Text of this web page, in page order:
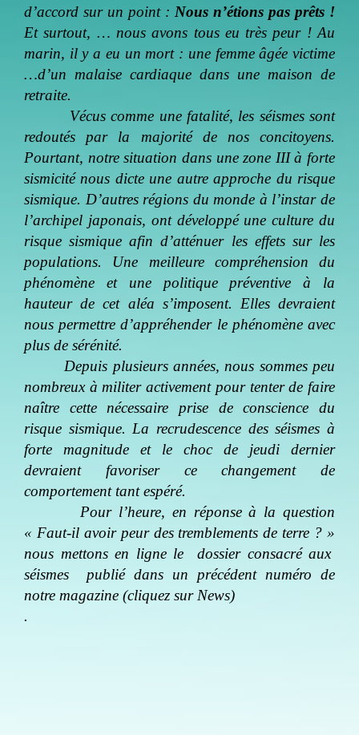
d’accord sur un point : Nous n’étions pas prêts !
Et surtout, … nous avons tous eu très peur ! Au
marin, il y a eu un mort : une femme âgée victime
…d’un malaise cardiaque dans une maison de
retraite.
Vécus comme une fatalité, les séismes sont
redoutés par la majorité de nos concitoyens.
Pourtant, notre situation dans une zone III à forte
sismicité nous dicte une autre approche du risque
sismique. D’autres régions du monde à l’instar de
l’archipel japonais, ont développé une culture du
risque sismique afin d’atténuer les effets sur les
populations. Une meilleure compréhension du
phénomène et une politique préventive à la
hauteur de cet aléa s’imposent. Elles devraient
nous permettre d’appréhender le phénomène avec
plus de sérénité.
Depuis plusieurs années, nous sommes peu
nombreux à militer activement pour tenter de faire
naître cette nécessaire prise de conscience du
risque sismique. La recrudescence des séismes à
forte magnitude et le choc de jeudi dernier
devraient favoriser ce changement de
comportement tant espéré.
Pour l’heure, en réponse à la question
« Faut-il avoir peur des tremblements de terre ? »
nous mettons en ligne le
dossier consacré aux
séismes
publié dans un précédent numéro de
notre magazine (cliquez sur News)
.